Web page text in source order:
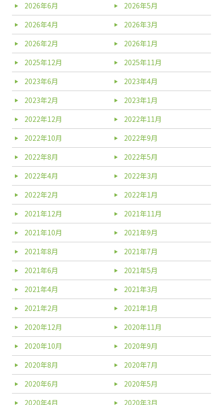
2026年6月
2026年5月
2026年4月
2026年3月
2026年2月
2026年1月
2025年12月
2025年11月
2023年6月
2023年4月
2023年2月
2023年1月
2022年12月
2022年11月
2022年10月
2022年9月
2022年8月
2022年5月
2022年4月
2022年3月
2022年2月
2022年1月
2021年12月
2021年11月
2021年10月
2021年9月
2021年8月
2021年7月
2021年6月
2021年5月
2021年4月
2021年3月
2021年2月
2021年1月
2020年12月
2020年11月
2020年10月
2020年9月
2020年8月
2020年7月
2020年6月
2020年5月
2020年4月
2020年3月